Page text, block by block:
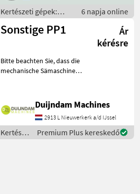
Kertészeti gépek:
Gyümölcstermesztés
gépei / Egyéb
6 napja online
Sonstige PP1
Ár
kérésre
Bitte beachten Sie, dass die
mechanische Sämaschine
für 6-cm-Kompostblöcke
verwendet werden
kann.Diese Topfpress
Duijndam Machines
2913 L Nieuwerkerk a/d IJssel
Kertészeti
gépek:
Premium Plus kereskedő